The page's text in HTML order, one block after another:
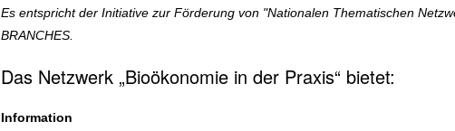
Es entspricht der Initiative zur Förderung von "Nationalen Thematischen
BRANCHES.
Das Netzwerk „Bioökonomie in der Praxis“ bietet:
Information